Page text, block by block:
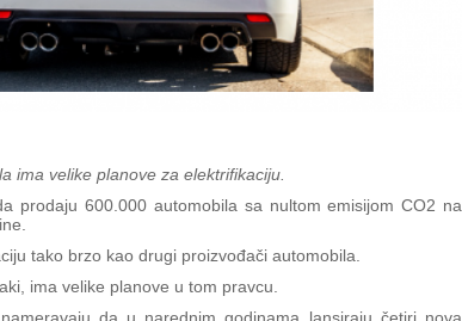
ima velike planove za elektrifikaciju.
prodaju 600.000 automobila sa nultom emisijom CO2 na
tako brzo kao drugi proizvođači automobila.
ima velike planove u tom pravcu.